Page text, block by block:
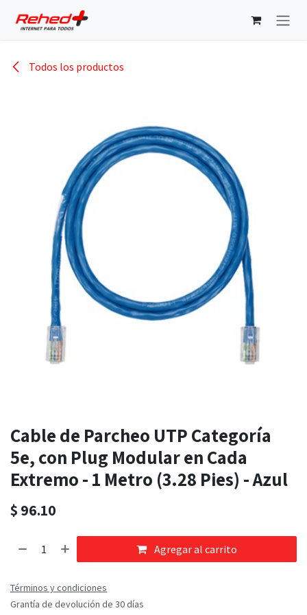
Todos los productos
Cable de Parcheo UTP Categoría
5e, con Plug Modular en Cada
Extremo - 1 Metro (3.28 Pies) - Azul
$ 96.10
Agregar al carrito
Términos y condiciones
Grantía de devolución de 30 días